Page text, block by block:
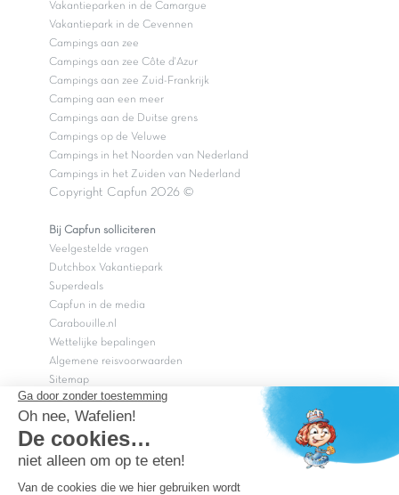
Vakantiepark Valras
Vakantiepark Cap d'agde
Vakantiepark Avignon
Vakantiepark Pornic
Vakantiepark Vaison la Romaine
Vakantiepark Pont du Gard
Vakantiepark Vias
Vakantiepark Argeles sur mer
Vakantiepark Jard sur mer
Vakantiepark Sarzeau
Vakantiepark Fréjus
Vakantiepark in de Cevennen
Campings aan zee
Campings aan zee Côte d'Azur
Campings aan zee Zuid-Frankrijk
Camping aan een meer
Campings aan de Duitse grens
Campings op de Veluwe
Campings in het Noorden van Nederland
Campings in het Zuiden van Nederland
Copyright Capfun 2026 ©
Bij Capfun solliciteren
Veelgestelde vragen